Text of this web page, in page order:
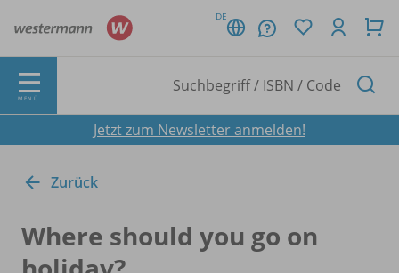
DE
MENÜ
Jetzt zum Newsletter anmelden!
Zurück
Where should you go on